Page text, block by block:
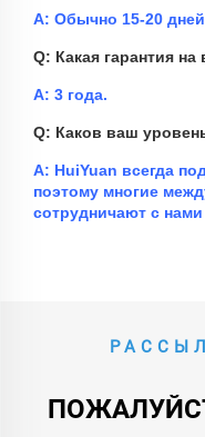
A: Обычно 15-20
Q: Какая гарантия
A: 3 года.
Q: Каков ваш
A: HuiYuan всегда
поэтому многие
сотрудничают с